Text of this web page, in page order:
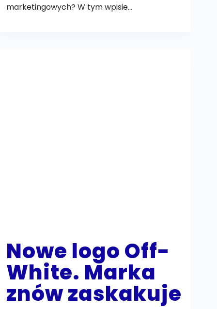
marketingowych? W tym wpisie…
Nowe logo Off-
White. Marka
znów zaskakuje